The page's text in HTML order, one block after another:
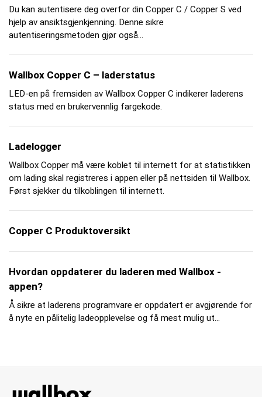
Du kan autentisere deg overfor din Copper C / Copper S ved
hjelp av ansiktsgjenkjenning. Denne sikre
autentiseringsmetoden gjør også...
Wallbox Copper C – laderstatus
LED-en på fremsiden av Wallbox Copper C indikerer laderens
status med en brukervennlig fargekode.
Ladelogger
Wallbox Copper må være koblet til internett for at statistikken
om lading skal registreres i appen eller på nettsiden til Wallbox.
Først sjekker du tilkoblingen til internett.
Copper C Produktoversikt
Hvordan oppdaterer du laderen med Wallbox -
appen?
Å sikre at laderens programvare er oppdatert er avgjørende for
å nyte en pålitelig ladeopplevelse og få mest mulig ut...